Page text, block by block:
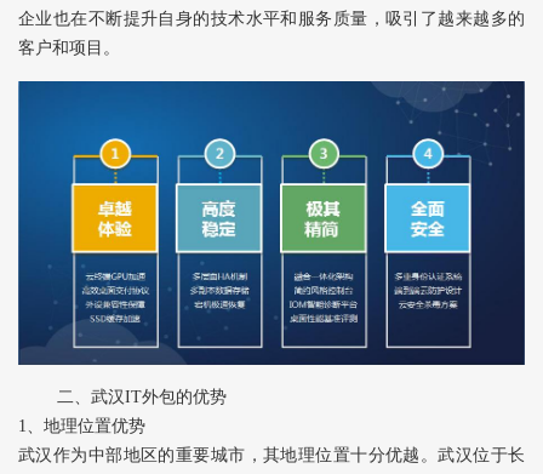
企业也在不断提升自身的技术水平和服务质量，吸引了越来越多的
客户和项目。
二、武汉IT外包的优势
1、地理位置优势
武汉作为中部地区的重要城市，其地理位置十分优越。武汉位于长